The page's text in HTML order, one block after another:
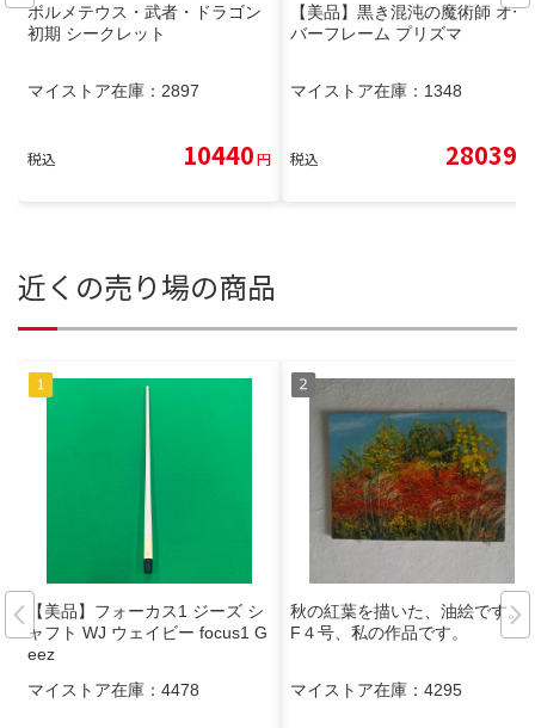
ボルメテウス・武者・ドラゴン
初期 シークレット
マイストア在庫： 2897
税込 10440円
【美品】黒き混沌の魔術師 オー
バーフレーム プリズマ
マイストア在庫： 1348
税込 28039
近くの売り場の商品
【美品】フォーカス1 ジーズ シ
ャフト WJ ウェイビー focus1 G
eez
マイストア在庫： 4478
秋の紅葉を描いた、油絵です。
F４号、私の作品です。
マイストア在庫： 4295